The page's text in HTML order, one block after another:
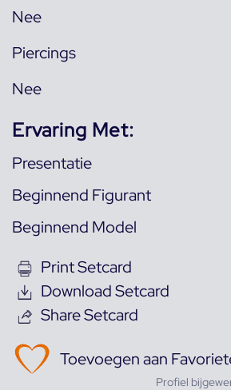
Nee
Piercings
Nee
Ervaring Met:
Presentatie
Beginnend Figurant
Beginnend Model
Print Setcard
Download Setcard
Share Setcard
Toevoegen aan
Profiel